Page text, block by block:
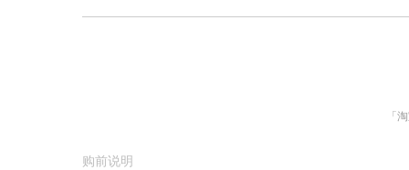
购前说明
「